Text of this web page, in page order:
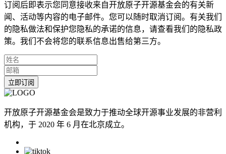
订阅后即表示您同意接收来自开放原子开源基金会的有关新
闻、活动等内容的电子邮件。您可以随时取消订阅。有关我们
的隐私做法和保护您隐私的承诺的信息，请查看我们的隐私政
策。我们不会将您的联系信息出售给第三方。
立即订阅
开放原子开源基金会是致力于推动全球开源事业发展的非营利
机构，于 2020 年 6 月在北京成立。